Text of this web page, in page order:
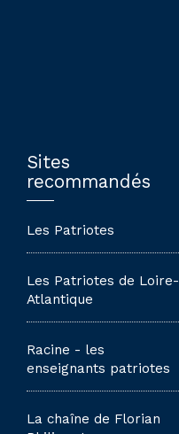
Sites
recommandés
Les Patriotes
Les Patriotes de Loire-
Atlantique
Racine - les
enseignants patriotes
La chaîne de Florian